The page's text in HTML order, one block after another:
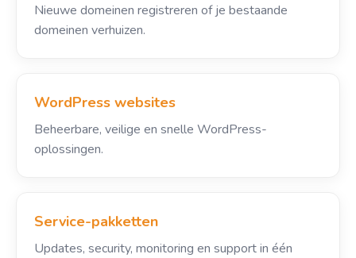
Nieuwe domeinen registreren of je bestaande
domeinen verhuizen.
WordPress websites
Beheerbare, veilige en snelle WordPress-
oplossingen.
Service-pakketten
Updates, security, monitoring en support in één